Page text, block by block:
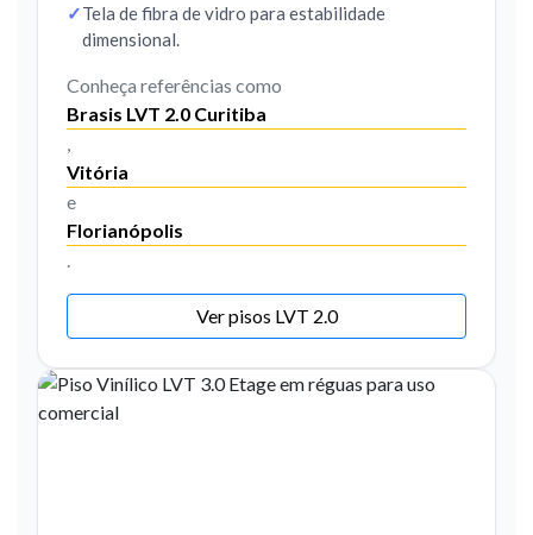
Tela de fibra de vidro para estabilidade
dimensional.
Conheça referências como
Brasis LVT 2.0 Curitiba
Vitória
e
Florianópolis
Ver pisos LVT 2.0